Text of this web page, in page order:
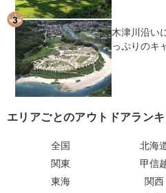
木津川沿い
っぷりのキ
エリアごとのアウトドアラン
全国 北海
関東
甲信
東海
関西